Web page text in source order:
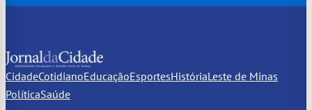
CidadeCotidianoEducaçãoEsportesHistóriaLeste de Minas
PolíticaSaúde